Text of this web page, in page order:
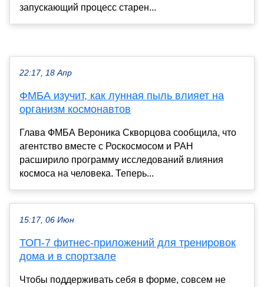
запускающий процесс старен...
22:17, 18 Апр
ФМБА изучит, как лунная пыль влияет на
организм космонавтов
Глава ФМБА Вероника Скворцова сообщила, что
агентство вместе с Роскосмосом и РАН
расширило программу исследований влияния
космоса на человека. Теперь...
15:17, 06 Июн
ТОП-7 фитнес-приложений для тренировок
дома и в спортзале
Чтобы поддерживать себя в форме, совсем не